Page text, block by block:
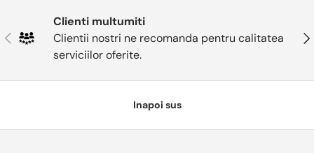
Anterior
Clienti multumiti
Clientii nostri ne recomanda pentru calitatea
serviciilor oferite.
Inapoi sus